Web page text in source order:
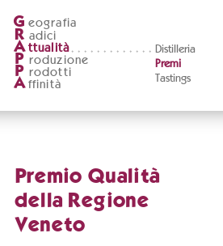
G eografia
R adici
A ttualità
Distilleria
Premi
Tastings
P roduzione
P rodotti
A ffinità
Premio Qualità
della Regione
Veneto